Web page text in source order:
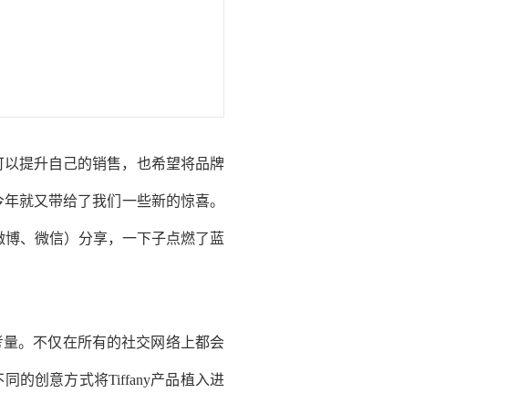
提升自己的销售，也希望将品牌
就又带给了我们一些新的惊喜。
博、微信）分享，一下子点燃了蓝
。不仅在所有的社交网络上都会
的创意方式将Tiffany产品植入进